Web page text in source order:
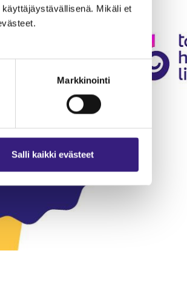
Mikäli et
Markkinointi
Salli kaikki evästeet